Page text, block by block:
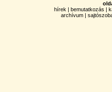
hírek | bemutatkozás |
archívum |